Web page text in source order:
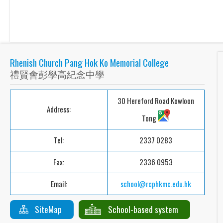
Rhenish Church Pang Hok Ko Memorial College
禮賢會彭學高紀念中學
Address:
30 Hereford Road Kowloon
Tong
Tel:
2337 0283
Fax:
2336 0953
Email:
school@rcphkmc.edu.hk
SiteMap School-based system